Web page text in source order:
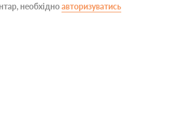
необхідноавторизуватись